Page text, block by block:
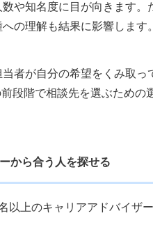
や知名度に目が向きます
の理解も結果に影響します。
者が自分の希望をくみ取っ
段階で相談先を選ぶための
から合う人を探せる
以上のキャリアアドバイザ